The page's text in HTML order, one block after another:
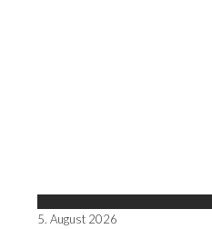
5. August 2026